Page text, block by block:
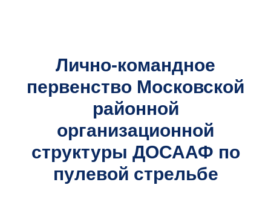
Лично-командное
первенство Московской
районной
организационной
структуры ДОСААФ по
пулевой стрельбе